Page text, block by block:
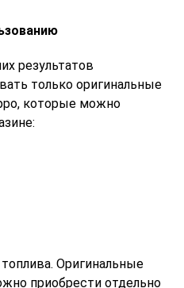
результатов
только оригинальные
которые можно
Оригинальные
приобрести отдельно